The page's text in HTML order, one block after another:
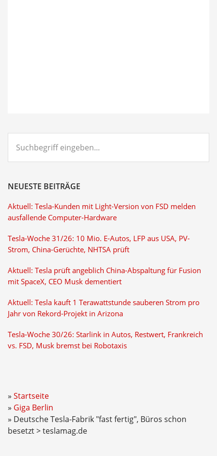
eingeben...
NEUESTE BEITRÄGE
Aktuell: Tesla-Kunden mit Light-Version von FSD melden
ausfallende Computer-Hardware
Tesla-Woche 31/26: 10 Mio. E-Autos, LFP aus USA, PV-
Strom, China-Gerüchte, NHTSA prüft
Aktuell: Tesla prüft angeblich China-Abspaltung für Fusion
mit SpaceX, CEO Musk dementiert
Aktuell: Tesla kauft 1 Terawattstunde sauberen Strom pro
Jahr von Rekord-Projekt in Arizona
Tesla-Woche 30/26: Starlink in Autos, Restwert, Frankreich
vs. FSD, Musk bremst bei Robotaxis
Startseite
Giga Berlin
Deutsche Tesla-Fabrik "fast fertig", Büros schon
besetzt > teslamag.de